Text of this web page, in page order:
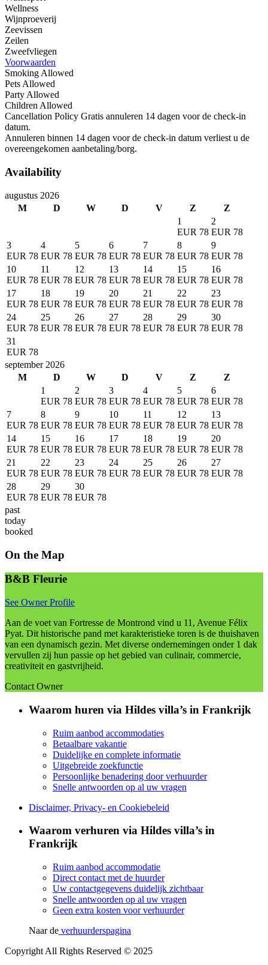
Wellness
Wijnproeverij
Zeevissen
Zeilen
Zweefvliegen
Voorwaarden
Smoking Allowed
Pets Allowed
Party Allowed
Children Allowed
Cancellation Policy Gratis annuleren 14 dagen voor de check-in
datum.
Annuleren binnen 14 dagen voor de check-in datum verliest u de
overeengekomen aanbetaling/borg.
Availability
augustus 2026
M
D W D V Z
Z
1
EUR 78
2
EUR 78
3
EUR 78
4
EUR 78
5
EUR 78
6
EUR 78
7
EUR 78
8
EUR 78
9
EUR 78
10
EUR 78
11
EUR 78
12
EUR 78
13
EUR 78
14
EUR 78
15
EUR 78
16
EUR 78
17
EUR 78
18
EUR 78
19
EUR 78
20
EUR 78
21
EUR 78
22
EUR 78
23
EUR 78
24
EUR 78
25
EUR 78
26
EUR 78
27
EUR 78
28
EUR 78
29
EUR 78
30
EUR 78
31
EUR 78
september 2026
M
D W D V Z
Z
1
EUR 78
2
EUR 78
3
EUR 78
4
EUR 78
5
EUR 78
6
EUR 78
7
EUR 78
8
EUR 78
9
EUR 78
10
EUR 78
11
EUR 78
12
EUR 78
13
EUR 78
14
EUR 78
15
EUR 78
16
EUR 78
17
EUR 78
18
EUR 78
19
EUR 78
20
EUR 78
21
EUR 78
22
EUR 78
23
EUR 78
24
EUR 78
25
EUR 78
26
EUR 78
27
EUR 78
28
EUR 78
29
EUR 78
30
EUR 78
past
today
booked
On the Map
B&B Fleurie
See Owner Profile
Aan de voet van Fortresse de Montrond vind u 11, Avenue Félix
Pyat. Dit historische pand met karakteristieke toren is de thuishaven
van een dynamisch gezin. Met diverse ondernemingen onder 1 dak
vervullen zij hun passie op het gebied van culinair, commercie,
creativiteit en gastvrijheid.
Contact Owner
Waarom huren via Hildes villa’s in Frankrijk
Ruim aanbod accommodaties
Betaalbare vakantie
Duidelijke en complete informatie
Uitgebreide zoekfunctie
Persoonlijke benadering door verhuurder
Snelle antwoorden op al uw vragen
Disclaimer, Privacy- en Cookiebeleid
Waarom verhuren via Hildes villa’s in
Frankrijk
Ruim aanbod accommodatie
Direct contact met de huurder
Uw contactgegevens duidelijk zichtbaar
Snelle antwoorden op al uw vragen
Geen extra kosten voor verhuurder
Naar de verhuurderspagina
Copyright All Rights Reserved © 2025